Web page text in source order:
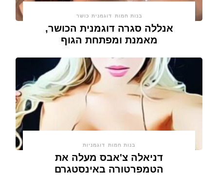
בנות חמות דוגמנית כושר
אנללה סגרה דוגמנית הכושר,
מאמנת ומפתחת הגוף
בנות חמות דוגמניות
דניאלה צ'אבס מעלה את
הטמפרטורה באינסטגרם